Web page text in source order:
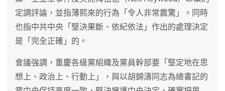
定調評論，並指薄熙來的行為「令人非常震驚」。同時
也指中共中央「堅決果斷、依紀依法」作出的處理決定
是「完全正確」的。
會議強調，重慶各級黨組織及黨員幹部要「堅定地在思
想上、政治上、行動上」，與以胡錦濤同志為總書記的